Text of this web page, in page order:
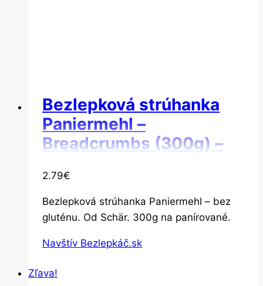
Bezlepková strúhanka
Paniermehl –
Breadcrumbs (300g) –
2.79€
Bezlepková strúhanka Paniermehl – bez
gluténu. Od Schär. 300g na panírované.
Navštív Bezlepkáč.sk
Zľava!